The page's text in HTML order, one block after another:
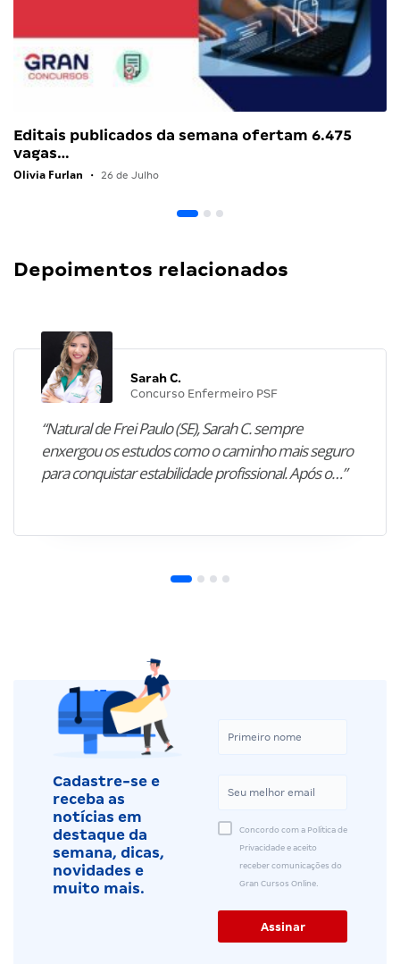
Editais publicados da semana ofertam 6.475
vagas…
Olivia Furlan • 26 de Julho
Depoimentos relacionados
Sarah C.
Concurso Enfermeiro PSF
“Natural de Frei Paulo (SE), Sarah C. sempre
enxergou os estudos como o caminho mais seguro
para conquistar estabilidade profissional. Após o…”
Cadastre-se e
receba as
notícias em
destaque da
semana, dicas,
novidades e
muito mais.
Concordo com a Política de
Privacidade e aceito
receber comunicações do
Gran Cursos Online.